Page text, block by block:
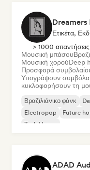
Dreamers
Ετικέτα,
> 1000 απαντήσεις
Μουσική μπάσου
Μουσική χορούDeep
Προσφορά
Υπογράψουν
κυκλοφορήσουν τη
Βραζιλιάνικο φάνκ
Electropop
Future
Tech House
ADAD